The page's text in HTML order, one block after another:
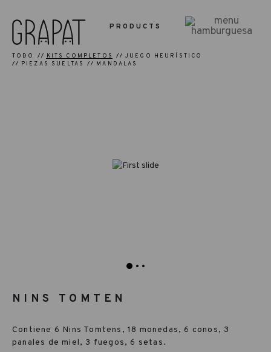
PRODUCTS
TODO KITS COMPLETOS
JUEGO HEURÍSTICO
PIEZAS SUELTAS
MANDALAS
NINS TOMTEN
Contiene 6 Nins Tomtens, 18 monedas, 6 conos, 3
panales de miel, 3 fuegos, 6 setas.